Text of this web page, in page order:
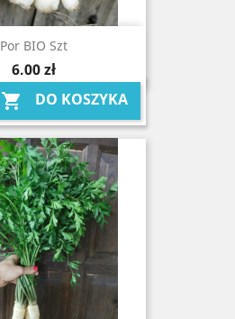
Por BIO Szt
Cena
6,00 zł
 DO KOSZYKA